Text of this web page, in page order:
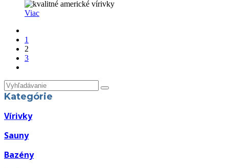
Viac
1
2
3
Kategórie
Vírivky
Sauny
Bazény